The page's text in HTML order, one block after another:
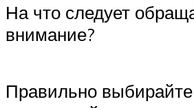
На что следует
внимание?
Правильно выбирайте